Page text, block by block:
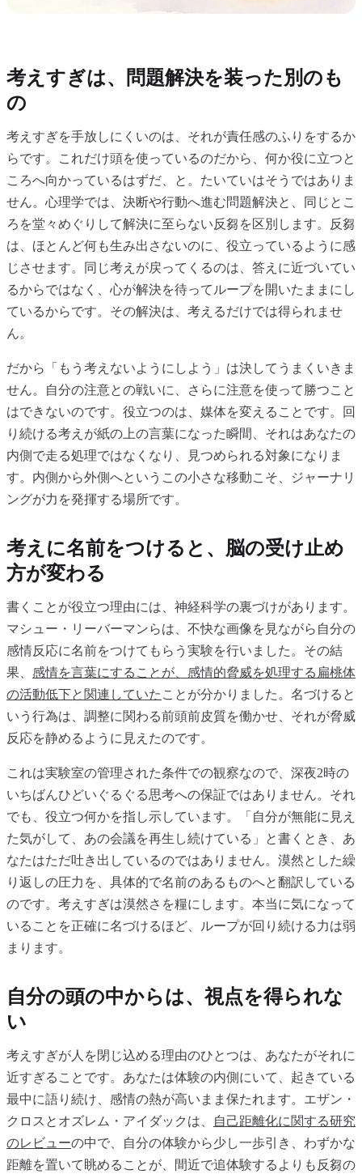
考えすぎは、問題解決を装った別のも
の
考えすぎを手放しにくいのは、それが責任感のふりをするか
らです。これだけ頭を使っているのだから、何か役に立つと
ころへ向かっているはずだ、と。たいていはそうではありま
せん。心理学では、決断や行動へ進む問題解決と、同じとこ
ろを堂々めぐりして解決に至らない反芻を区別します。反芻
は、ほとんど何も生み出さないのに、役立っているように感
じさせます。同じ考えが戻ってくるのは、答えに近づいてい
るからではなく、心が解決を待ってループを開いたままにし
ているからです。その解決は、考えるだけでは得られませ
ん。
だから「もう考えないようにしよう」は決してうまくいきま
せん。自分の注意との戦いに、さらに注意を使って勝つこと
はできないのです。役立つのは、媒体を変えることです。回
り続ける考えが紙の上の言葉になった瞬間、それはあなたの
内側で走る処理ではなくなり、見つめられる対象になりま
す。内側から外側へというこの小さな移動こそ、ジャーナリ
ングが力を発揮する場所です。
考えに名前をつけると、脳の受け止め
方が変わる
書くことが役立つ理由には、神経科学の裏づけがあります。
マシュー・リーバーマンらは、不快な画像を見ながら自分の
感情反応に名前をつけてもらう実験を行いました。その結
果、 感情を言葉にすることが、感情的脅威を処理する扁桃体
の活動低下と関連していた ことが分かりました。名づけると
いう行為は、調整に関わる前頭前皮質を働かせ、それが脅威
反応を静めるように見えたのです。
これは実験室の管理された条件での観察なので、深夜2時の
いちばんひどいぐるぐる思考への保証ではありません。それ
でも、役立つ何かを指し示しています。「自分が無能に見え
た気がして、あの会議を再生し続けている」と書くとき、あ
なたはただ吐き出しているのではありません。漠然とした繰
り返しの圧力を、具体的で名前のあるものへと翻訳している
のです。考えすぎは漠然さを糧にします。本当に気になって
いることを正確に名づけるほど、ループが回り続ける力は弱
まります。
自分の頭の中からは、視点を得られな
い
考えすぎが人を閉じ込める理由のひとつは、あなたがそれに
近すぎることです。あなたは体験の内側にいて、起きている
最中に語り続け、感情の熱が高いまま保たれます。エザン・
クロスとオズレム・アイダックは、
自己距離化に関する研究
のレビューの中で、自分の体験から少し一歩引き、わずかな
距離を置いて眺めることが、間近で追体験するよりも反芻の